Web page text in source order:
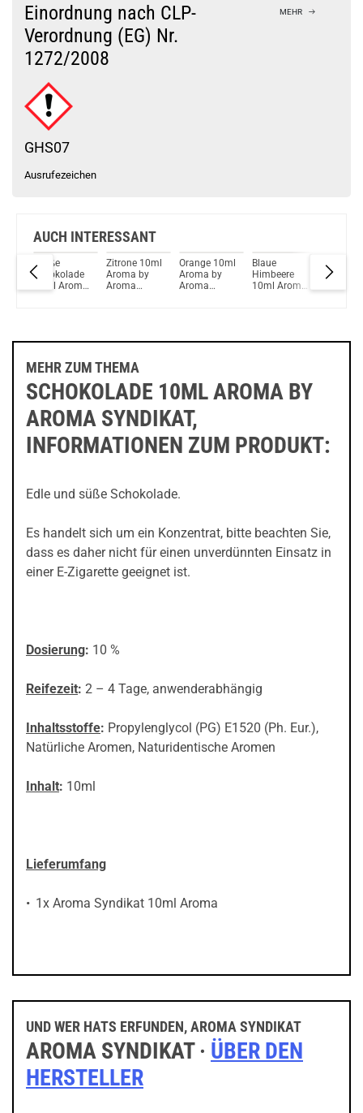
Check das mal!
MÙA Watermelon Max Aroma
Du willst Kröten sparen?
Schau mal hier!
Einordnung nach CLP-
Verordnung (EG) Nr.
1272/2008
MEHR
GHS07
Ausrufezeichen
AUCH INTERESSANT
Weiße
Schokolade
10ml Aroma
Zitrone 10ml
Aroma by
Aroma
Orange 10ml
Aroma by
Aroma
Blaue
Himbeere
10ml Aroma
10ml
MEHR ZUM THEMA
SCHOKOLADE 10ML AROMA BY
AROMA SYNDIKAT,
INFORMATIONEN ZUM PRODUKT:
Edle und süße Schokolade.
Es handelt sich um ein Konzentrat, bitte beachten Sie,
dass es daher nicht für einen unverdünnten Einsatz in
einer E-Zigarette geeignet ist.
Dosierung: 10 %
Reifezeit: 2 – 4 Tage, anwenderabhängig
Inhaltsstoffe: Propylenglycol (PG) E1520 (Ph. Eur.),
Natürliche Aromen, Naturidentische Aromen
Inhalt: 10ml
Lieferumfang
1x Aroma Syndikat 10ml Aroma
UND WER HATS ERFUNDEN, AROMA SYNDIKAT
AROMA SYNDIKAT · ÜBER DEN
HERSTELLER